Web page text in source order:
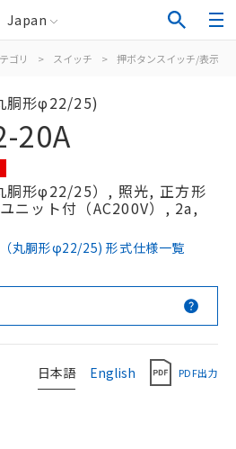
Japan
ゴリ > スイッチ > 押ボタンスイッチ/表示灯
胴形φ22/25)
20A
胴形φ22/25）, 照光, 正方形
ニット付（AC200V）, 2a,
丸胴形φ22/25) 形式仕様一覧
日本語 English PDF出力